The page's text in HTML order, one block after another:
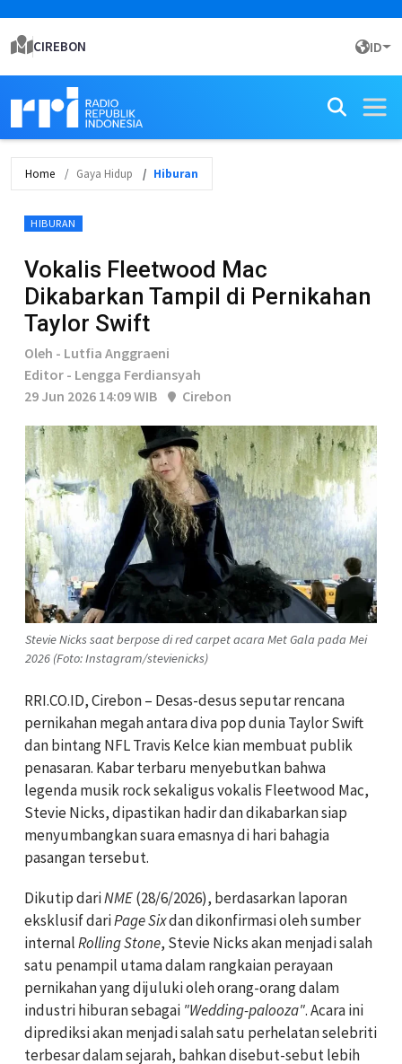
CIREBON ID
Home Gaya Hidup Hiburan
HIBURAN
Vokalis Fleetwood Mac
Dikabarkan Tampil di Pernikahan
Taylor Swift
Oleh - Lutfia Anggraeni
Editor - Lengga Ferdiansyah
29 Jun 2026 14:09 WIB
Cirebon
Stevie Nicks saat berpose di red carpet acara Met Gala pada Mei
2026 (Foto: Instagram/stevienicks)
RRI.CO.ID, Cirebon – Desas-desus seputar rencana
pernikahan megah antara diva pop dunia Taylor Swift
dan bintang NFL Travis Kelce kian membuat publik
penasaran. Kabar terbaru menyebutkan bahwa
legenda musik rock sekaligus vokalis Fleetwood Mac,
Stevie Nicks, dipastikan hadir dan dikabarkan siap
menyumbangkan suara emasnya di hari bahagia
pasangan tersebut.
Dikutip dariNME(28/6/2026), berdasarkan laporan
eksklusif dariPage Sixdan dikonfirmasi oleh sumber
internalRolling Stone, Stevie Nicks akan menjadi salah
satu penampil utama dalam rangkaian perayaan
pernikahan yang dijuluki oleh orang-orang dalam
industri hiburan sebagai "Wedding-palooza". Acara ini
diprediksi akan menjadi salah satu perhelatan selebriti
terbesar dalam sejarah, bahkan disebut-sebut lebih